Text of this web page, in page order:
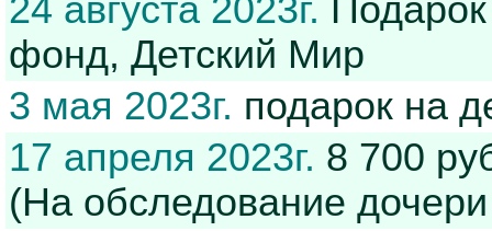
24 августа 2023г.
фонд, Детский Мир
3 мая 2023г. подарок на
17 апреля 2023г. 8 700
(На обследование